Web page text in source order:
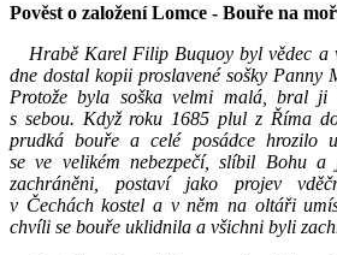
Pověst o založení Lomce - Bouře na
Hrabě Karel Filip Buquoy byl vědec a
dne dostal kopii proslavené sošky Panny
Protože byla soška velmi malá, bral ji
s sebou. Když roku 1685 plul z Říma
prudká bouře a celé posádce hrozilo
se ve velikém nebezpečí, slíbil Bohu a
zachráněni, postaví jako projev
v Čechách kostel a v něm na oltáři
chvíli se bouře uklidnila a všichni byli